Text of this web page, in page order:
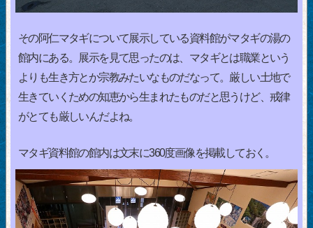
その阿仁マタギについて展示している資料館がマタギの湯の
館内にある。展示を見て思ったのは、マタギとは職業という
よりも生き方とか宗教みたいなものだなって。厳しい土地で
生きていくための知恵から生まれたものだと思うけど、戒律
がとても厳しいんだよね。
マタギ資料館の館内は文末に360度画像を掲載しておく。